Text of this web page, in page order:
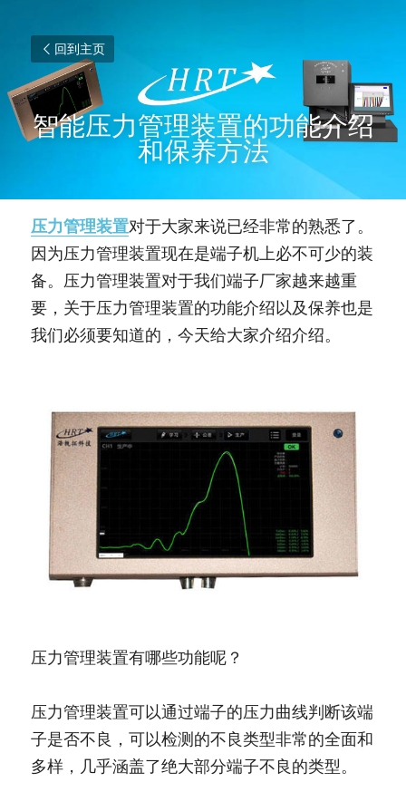
回到主页
智能压力管理装置的功能介绍
和保养方法
压力管理装置对于大家来说已经非常的熟悉了。
因为压力管理装置现在是端子机上必不可少的装
备。压力管理装置对于我们端子厂家越来越重
要，关于压力管理装置的功能介绍以及保养也是
我们必须要知道的，今天给大家介绍介绍。
压力管理装置有哪些功能呢？
压力管理装置可以通过端子的压力曲线判断该端
子是否不良，可以检测的不良类型非常的全面和
多样，几乎涵盖了绝大部分端子不良的类型。